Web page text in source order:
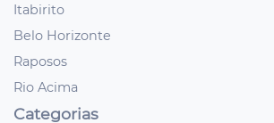
Itabirito
Belo Horizonte
Raposos
Rio Acima
Categorias